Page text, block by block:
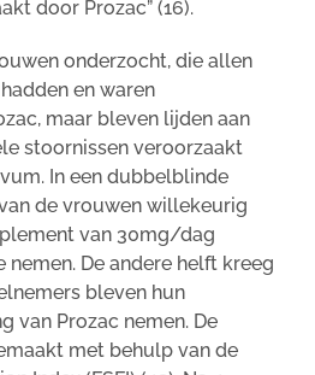
door Prozac” (16).
onderzocht, die allen
en waren
maar bleven lijden aan
stoornissen veroorzaakt
In een dubbelblinde
de vrouwen willekeurig
van 30mg/dag
De andere helft kreeg
bleven hun
van Prozac nemen. De
met behulp van de